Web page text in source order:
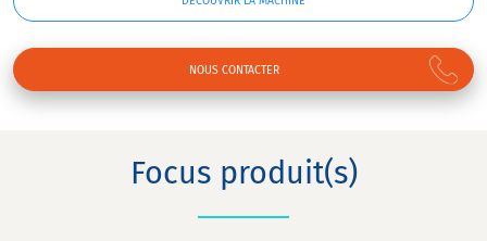
NOUS CONTACTER
Focus produit(s)